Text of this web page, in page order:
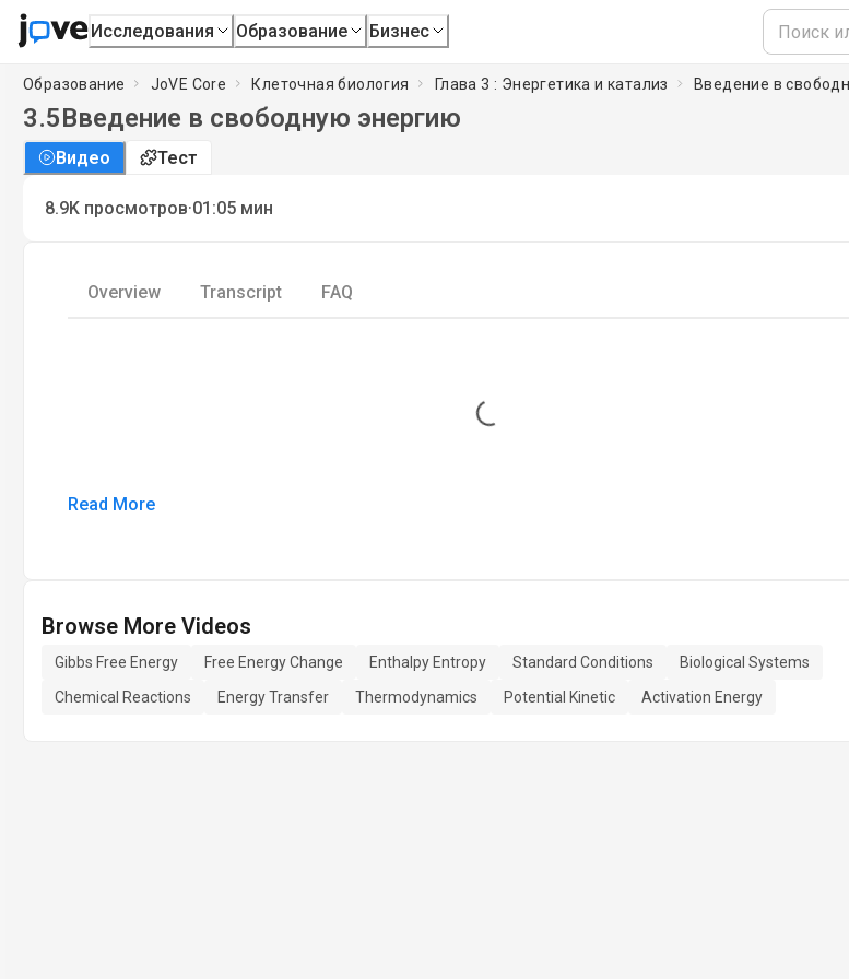
Исследования Образование Бизнес
Образование JoVE Core Клеточная биология Глава 3 : Энергетика и катализ Введение в
3.5Введение в свободную энергию
Видео Тест
8.9K просмотров·01:05 мин
Overview Transcript FAQ
Loading...
Read More
Browse More Videos
Gibbs Free Energy Free Energy Change Enthalpy Entropy Standard Conditions
Biological Systems
Chemical Reactions
Energy Transfer Thermodynamics Potential Kinetic Activation Energy